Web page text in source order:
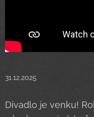
31.12.2025
Divadlo je venku!